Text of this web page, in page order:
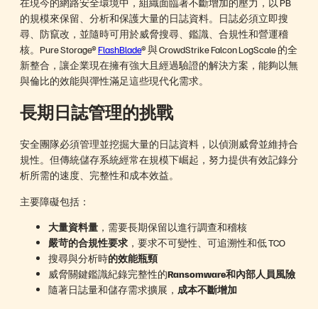
的規模來保留、分析和保護大量的日誌資料。日誌必須立即搜
尋、防竄改，並隨時可用於威脅搜尋、鑑識、合規性和營運稽
核。Pure Storage®FlashBlade® 與 CrowdStrike Falcon LogScale 的全
新整合，讓企業現在擁有強大且經過驗證的解決方案，能夠以無
與倫比的效能與彈性滿足這些現代化需求。
長期日誌管理的挑戰
安全團隊必須管理並挖掘大量的日誌資料，以偵測威脅並維持合
規性。但傳統儲存系統經常在規模下崛起，努力提供有效記錄分
析所需的速度、完整性和成本效益。
主要障礙包括：
大量資料量 ，需要長期保留以進行調查和稽核
嚴苛的合規性要求 ，要求不可變性、可追溯性和低 TCO
搜尋與分析時的效能瓶頸
威脅關鍵鑑識紀錄完整性的Ransomware和內部人員風險
隨著日誌量和儲存需求擴展， 成本不斷增加